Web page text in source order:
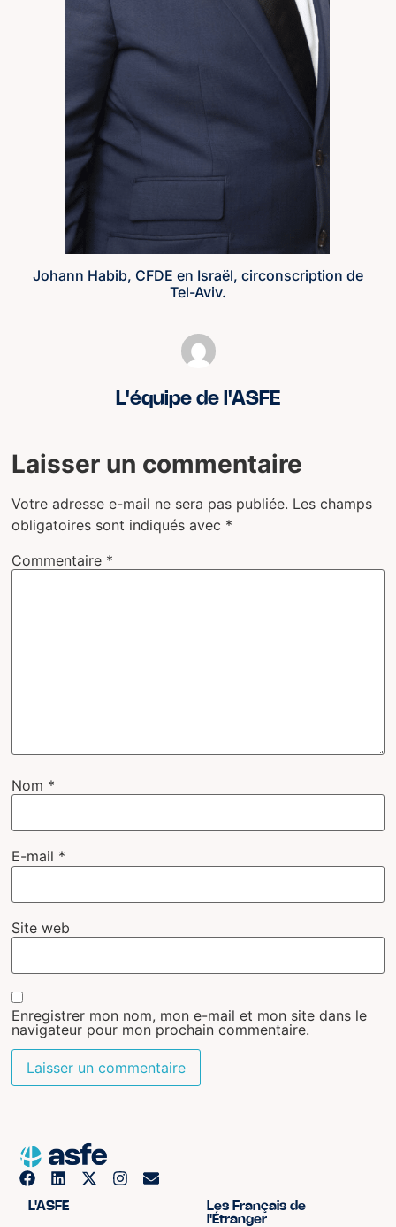
Johann Habib, CFDE en Israël, circonscription de
Tel-Aviv.
L'équipe de l'ASFE
Laisser un commentaire
Votre adresse e-mail ne sera pas publiée. Les champs
obligatoires sont indiqués avec *
Commentaire *
Nom *
E-mail *
Site web
Enregistrer mon nom, mon e-mail et mon site dans le
navigateur pour mon prochain commentaire.
L'ASFE
Les Français de
l'Étranger